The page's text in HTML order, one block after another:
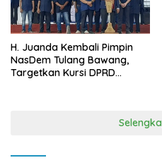
H. Juanda Kembali Pimpin
NasDem Tulang Bawang,
Targetkan Kursi DPRD